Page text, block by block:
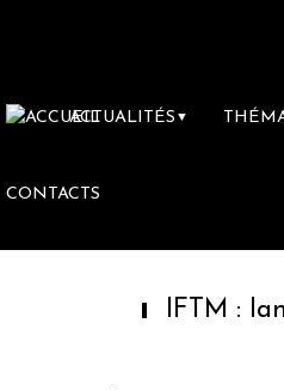
ACTUALITÉS ▼
CONTACTS
IFTM : lancement